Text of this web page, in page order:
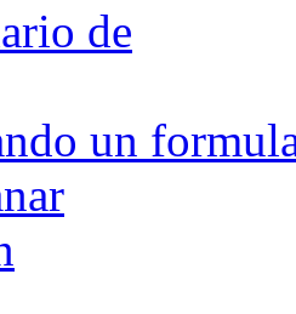
un